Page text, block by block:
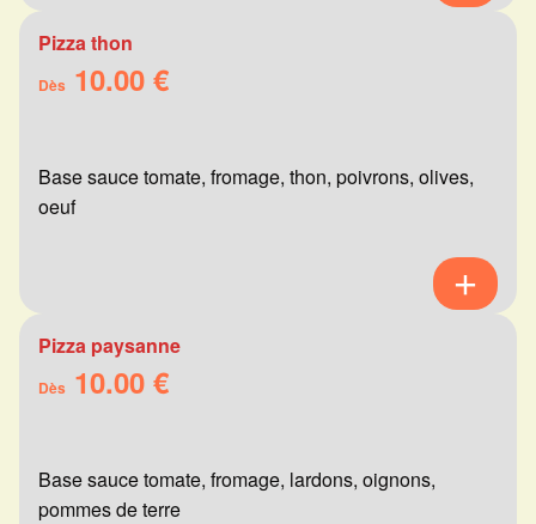
Pizza thon
Dès 10.00 €
Base sauce tomate, fromage, thon, poivrons, olives,
oeuf
Pizza paysanne
Dès 10.00 €
Base sauce tomate, fromage, lardons, oignons,
pommes de terre